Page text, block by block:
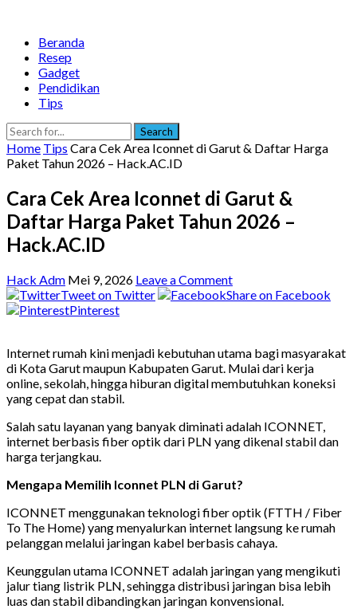
Beranda
Resep
Gadget
Pendidikan
Tips
Search
Home Tips Cara Cek Area Iconnet di Garut & Daftar Harga
Paket Tahun 2026 – Hack.AC.ID
Cara Cek Area Iconnet di Garut &
Daftar Harga Paket Tahun 2026 –
Hack.AC.ID
Hack Adm Mei 9, 2026 Leave a Comment
Tweet on Twitter
Share on Facebook
Pinterest
Internet rumah kini menjadi kebutuhan utama bagi masyarakat
di Kota Garut maupun Kabupaten Garut. Mulai dari kerja
online, sekolah, hingga hiburan digital membutuhkan koneksi
yang cepat dan stabil.
Salah satu layanan yang banyak diminati adalah ICONNET,
internet berbasis fiber optik dari PLN yang dikenal stabil dan
harga terjangkau.
Mengapa Memilih Iconnet PLN di Garut?
ICONNET menggunakan teknologi fiber optik (FTTH / Fiber
To The Home) yang menyalurkan internet langsung ke rumah
pelanggan melalui jaringan kabel berbasis cahaya.
Keunggulan utama ICONNET adalah jaringan yang mengikuti
jalur tiang listrik PLN, sehingga distribusi jaringan bisa lebih
luas dan stabil dibandingkan jaringan konvensional.